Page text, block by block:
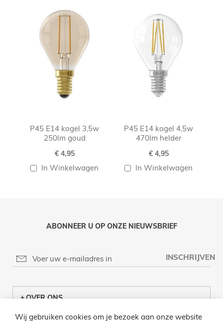
P45 E14 kogel 3,5w
250lm goud
€ 4,95
In Winkelwagen
P45 E14 kogel 4,5w
470lm helder
€ 4,95
In Winkelwagen
ABONNEER U OP ONZE NIEUWSBRIEF
INSCHRIJVEN
OVER ONS
Wij gebruiken cookies om je bezoek aan onze website